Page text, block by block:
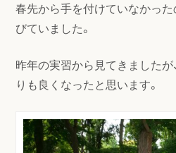
春先から手を付けていなかった
びていました。
昨年の実習から見てきましたが
りも良くなったと思います。